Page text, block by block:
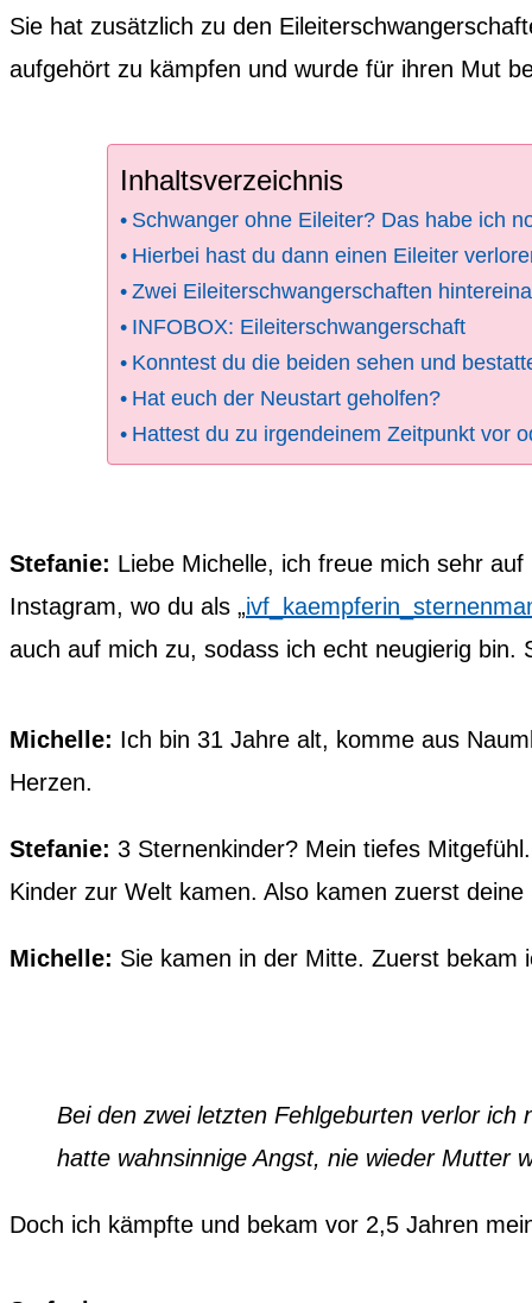
Sie hat zusätzlich zu den
aufgehört zu kämpfen und wurde für ihren Mut
Inhaltsverzeichnis
Schwanger ohne Eileiter? Das habe ich
Hierbei hast du dann einen Eileiter
Zwei Eileiterschwangerschaften
INFOBOX: Eileiterschwangerschaft
Konntest du die beiden sehen und
Hat euch der Neustart geholfen?
Hattest du zu irgendeinem Zeitpunkt vor
Stefanie: Liebe Michelle, ich freue mich sehr
Instagram, wo du als „
auch auf mich zu, sodass ich echt neugierig bin.
Michelle: Ich bin 31 Jahre alt, komme aus
Herzen.
Stefanie: 3 Sternenkinder? Mein tiefes
Kinder zur Welt kamen. Also kamen zuerst
Michelle: Sie kamen in der Mitte. Zuerst bekam
Bei den zwei letzten Fehlgeburten verlor
hatte wahnsinnige Angst, nie wieder Mutter
Doch ich kämpfte und bekam vor 2,5 Jahren